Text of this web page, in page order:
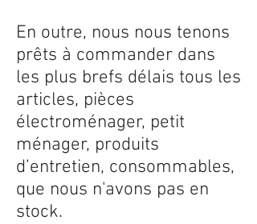
En outre, nous nous tenons
prêts à commander dans
les plus brefs délais tous les
articles, pièces
électroménager, petit
ménager, produits
d’entretien, consommables,
que nous n'avons pas en
stock.